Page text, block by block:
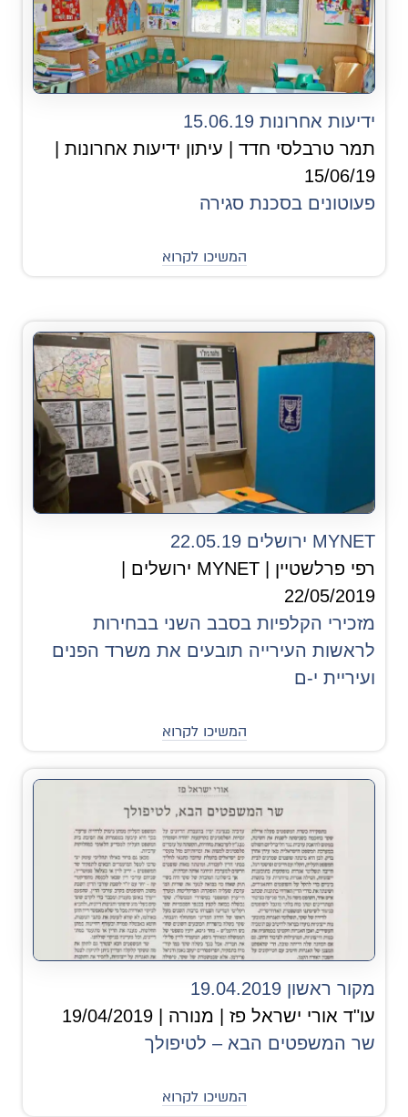
ידיעות אחרונות 15.06.19
תמר טרבלסי חדד | עיתון ידיעות אחרונות |
15/06/19
פעוטונים בסכנת סגירה
המשיכו לקרוא
MYNET ירושלים 22.05.19
רפי פרלשטיין | MYNET ירושלים |
22/05/2019
מזכירי הקלפיות בסבב השני בבחירות
לראשות העירייה תובעים את משרד הפנים
ועיריית י-ם
המשיכו לקרוא
מקור ראשון 19.04.2019
עו"ד אורי ישראל פז | מנורה | 19/04/2019
שר המשפטים הבא – לטיפולך
המשיכו לקרוא